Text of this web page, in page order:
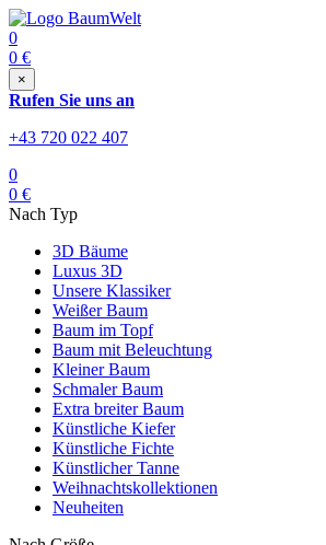
0
0 €
×
Rufen Sie uns an
+43 720 022 407
0
0 €
Nach Typ
3D Bäume
Luxus 3D
Unsere Klassiker
Weißer Baum
Baum im Topf
Baum mit Beleuchtung
Kleiner Baum
Schmaler Baum
Extra breiter Baum
Künstliche Kiefer
Künstliche Fichte
Künstlicher Tanne
Weihnachtskollektionen
Neuheiten